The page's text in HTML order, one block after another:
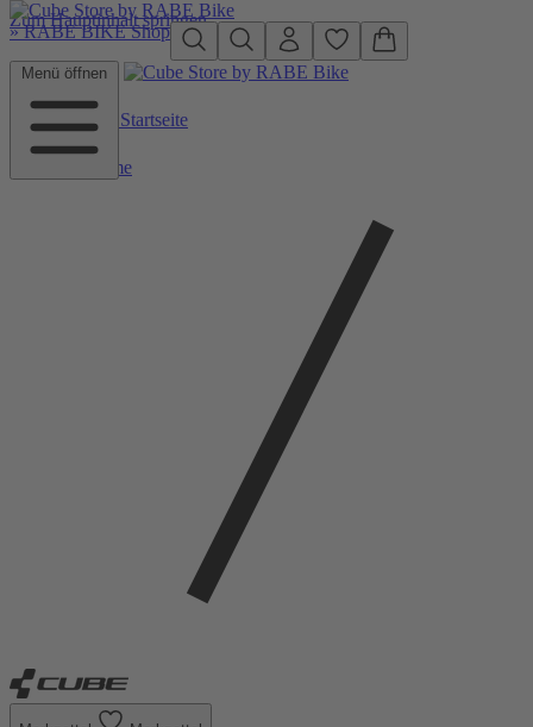
Zum Hauptinhalt springen
»RABE BIKE Shop
Menü öffnen
Zurück zu Startseite
Home